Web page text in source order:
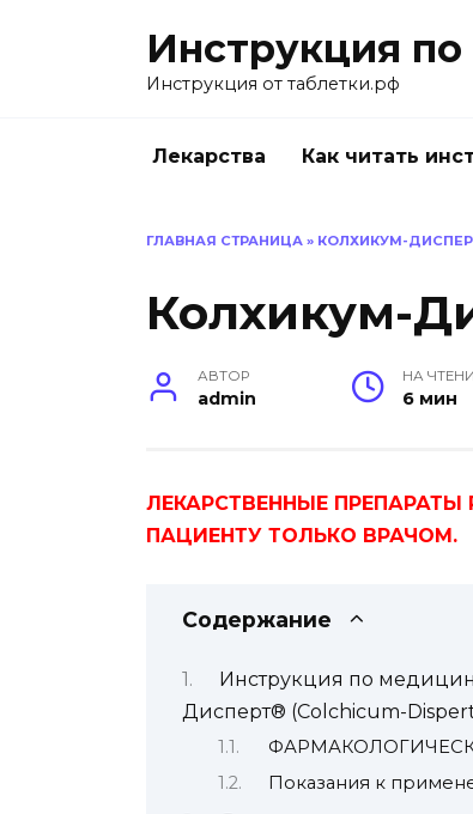
Инструкция
Инструкция от таблетки.рф
Лекарства Как читать
ГЛАВНАЯ СТРАНИЦА » КОЛХИКУМ-
Колхикум-
АВТОР
admin
НА
6 мин
ЛЕКАРСТВЕННЫЕ
ПАЦИЕНТУ ТОЛЬКО ВРАЧОМ.
Содержание
Инструкция по
Дисперт® (Colchicum-
Показания к